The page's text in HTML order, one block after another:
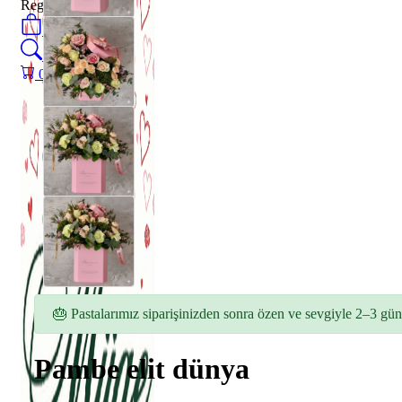
Register
0
öğeler
Search
0öğeler 0.00₺
🎂 Pastalarımız siparişinizden sonra özen ve sevgiyle 2–3
Pambe elit dünya